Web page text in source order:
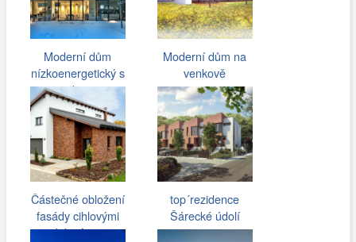
Moderní dům
nízkoenergetický s
okny
Moderní dům na
venkově
Částečné obložení
fasády cihlovými
pásky Agaat
top´rezidence
Šárecké údolí